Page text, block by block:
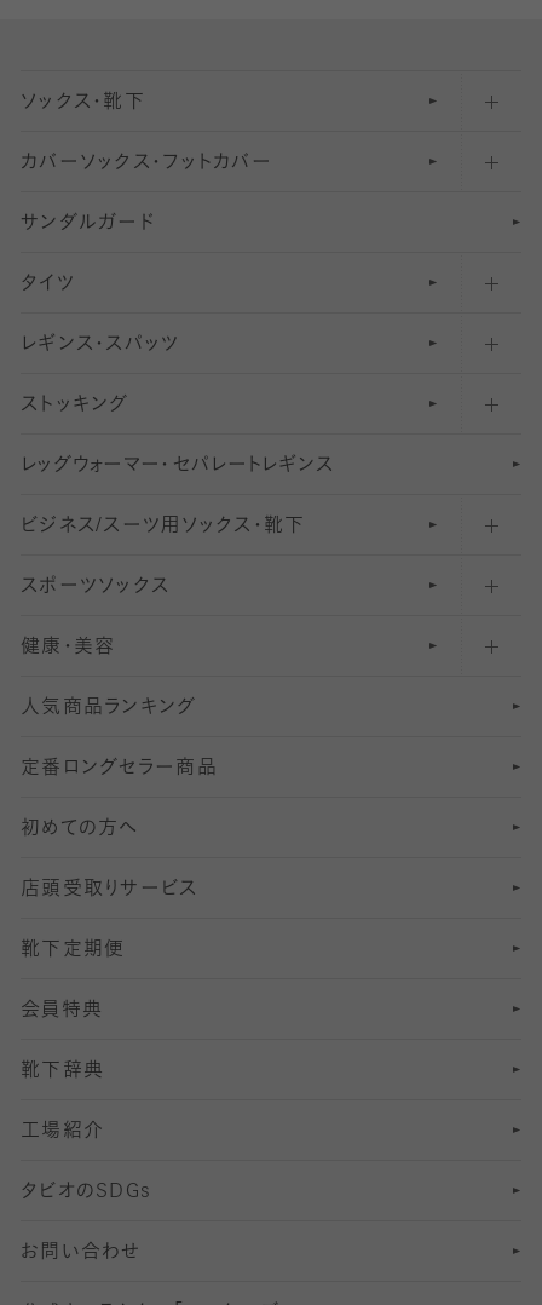
ソックス・靴下
五本指ソックス・靴下
足袋ソックス・靴下
無地・プレーンソックス・靴下
柄ソックス・靴下
スニーカー（くるぶし）用ソックス
アンクル・ショートソックス（くるぶし上）
クルーソックス（ふくらはぎ下）
ハイソックス
オーバーニー・ニーハイソックス
カバーソックス・フットカバー
フットカバー・カバーソックス（深め）
フットカバー・カバーソックス（ふつう）
フットカバー・カバーソックス（浅め）
サンダルガード
タイツ
30デニール以下のタイツ（薄手タイツ）
31〜40デニールタイツ
41〜60デニールタイツ
61〜80デニールタイツ
81 〜110デニールタイツ
111〜210デニールタイツ
211デニールタイツ以上（防寒・厚手タイツ）
レギンス・スパッツ
柄レギンス
無地レギンス
レギンスパンツ（レギパン）
マタニティレギンス
5 分丈
6 分丈レギンス
7 分丈 レギンス
8分丈 レギンス
10分丈 レギンス
12分丈レギンス
13分丈レギンス
ストッキング
伝線しにくいストッキング
ショートストッキング
結婚式用ストッキング
美脚ストッキング
オールスルーストッキング
レッ グ ウォー マー ・ セパレー ト レ ギンス
ビジネス/スーツ用 ソックス・靴下
匠シリーズ
フレッシャーズ向けソックス・靴下
冠婚葬祭向けソックス・靴下
スーツカジュアルソックス・靴下
ロングホーズ
スポーツソックス
ランニングソックス・靴下
ゴルフソックス・靴下
サッカー・フットサル用ソックス
ヨガソックス・靴下
スポーツ用レッグウォーマー
SSサイズ（21～23cm）
Sサイズ（22～25cm）
Mサイズ（25～27cm）
Lサイズ（27～29cm）
健康・美容
インナーソックス
加圧・着圧ソックス
冷えとり靴下
着圧・加圧タイツ
むくみ対策
足の疲れ対策
足の臭い対策
冷え対策
靴ずれ対策
快適な睡眠対策
人気商品ランキング
定番ロングセラー商品
初めての方へ
店頭受取りサービス
靴下定期便
会員特典
靴下辞典
工場紹介
タビオのSDGs
お問い合わせ